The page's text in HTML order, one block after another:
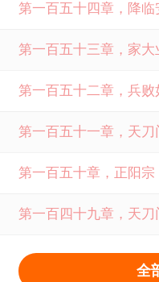
第一百五十四章，降临
第一百五十三章，家大
第一百五十二章，兵败
第一百五十一章，天刀
第一百五十章，正阳宗
第一百四十九章，天刀
全